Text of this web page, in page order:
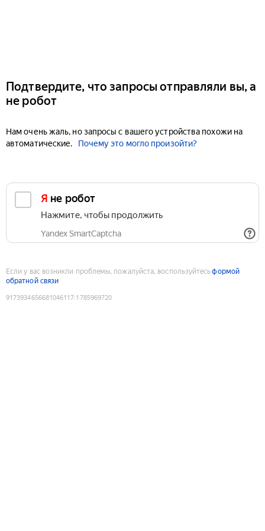
Подтвердите, что запросы отправляли вы, а
не робот
Нам очень жаль, но запросы с вашего устройства похожи на
автоматические.
Почему это могло произойти?
Я не робот
Нажмите, чтобы продолжить
Yandex SmartCaptcha
Если у вас возникли проблемы, пожалуйста, воспользуйтесьформой
обратной связи
9173934656681046117:1785969720